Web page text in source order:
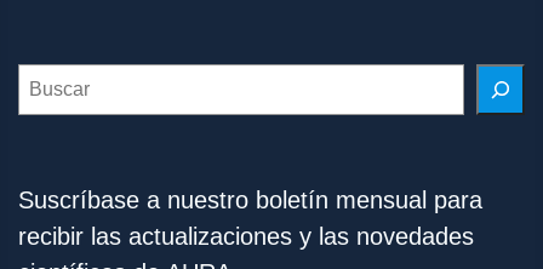
Search
Suscríbase a nuestro boletín mensual para
recibir las actualizaciones y las novedades